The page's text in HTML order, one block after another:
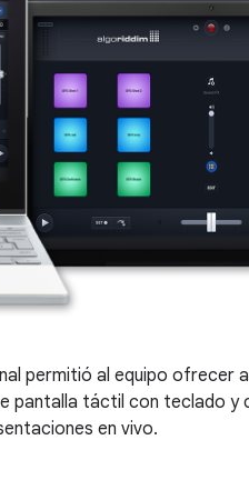
permitió al equipo ofrecer
pantalla táctil con teclado y
en vivo.